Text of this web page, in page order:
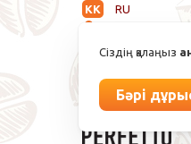
KK
RU
Сіздің қалаңыз
Бәрі